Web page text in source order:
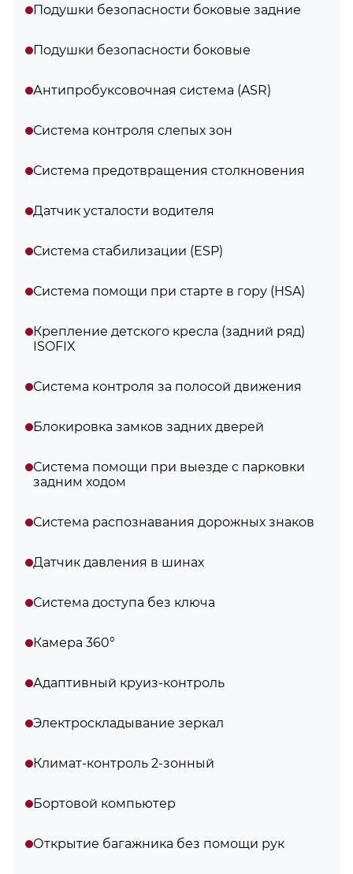
Подушки безопасности боковые задние
Подушки безопасности боковые
Антипробуксовочная система (ASR)
Система контроля слепых зон
Система предотвращения столкновения
Датчик усталости водителя
Система стабилизации (ESP)
Система помощи при старте в гору (HSA)
Крепление детского кресла (задний ряд)
ISOFIX
Система контроля за полосой движения
Блокировка замков задних дверей
Система помощи при выезде с парковки
задним ходом
Система распознавания дорожных знаков
Датчик давления в шинах
Система доступа без ключа
Камера 360°
Адаптивный круиз-контроль
Электроскладывание зеркал
Климат-контроль 2-зонный
Бортовой компьютер
Открытие багажника без помощи рук